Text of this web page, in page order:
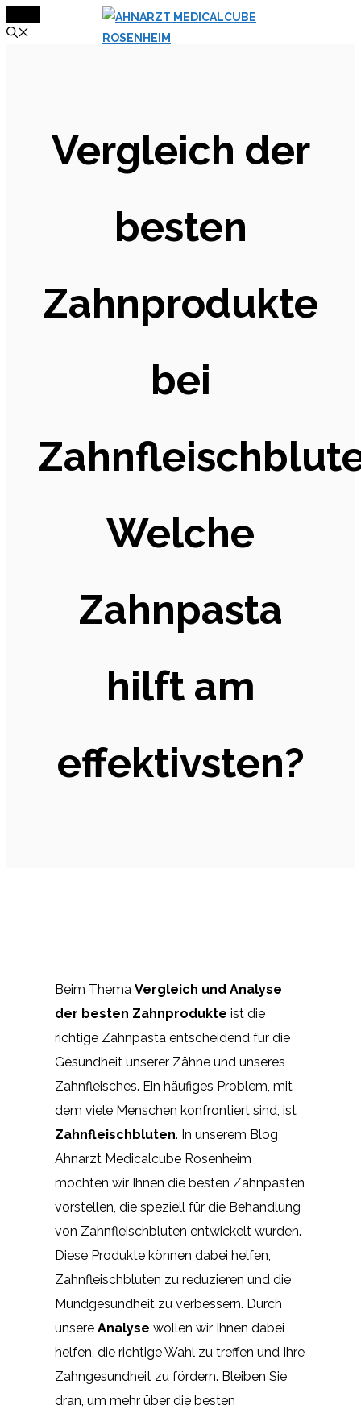
Inhalt
Vergleich der
besten
Zahnprodukte
bei
Welche
Zahnpasta
hilft am
effektivsten?
Beim Thema Vergleich und Analyse
der besten Zahnprodukte ist die
richtige Zahnpasta entscheidend für die
Gesundheit unserer Zähne und unseres
Zahnfleisches. Ein häufiges Problem, mit
dem viele Menschen konfrontiert sind, ist
Zahnfleischbluten. In unserem Blog
Ahnarzt Medicalcube Rosenheim
möchten wir Ihnen die besten Zahnpasten
vorstellen, die speziell für die Behandlung
von Zahnfleischbluten entwickelt wurden.
Diese Produkte können dabei helfen,
Zahnfleischbluten zu reduzieren und die
Mundgesundheit zu verbessern. Durch
unsere Analyse wollen wir Ihnen dabei
helfen, die richtige Wahl zu treffen und Ihre
Zahngesundheit zu fördern. Bleiben Sie
dran, um mehr über die besten